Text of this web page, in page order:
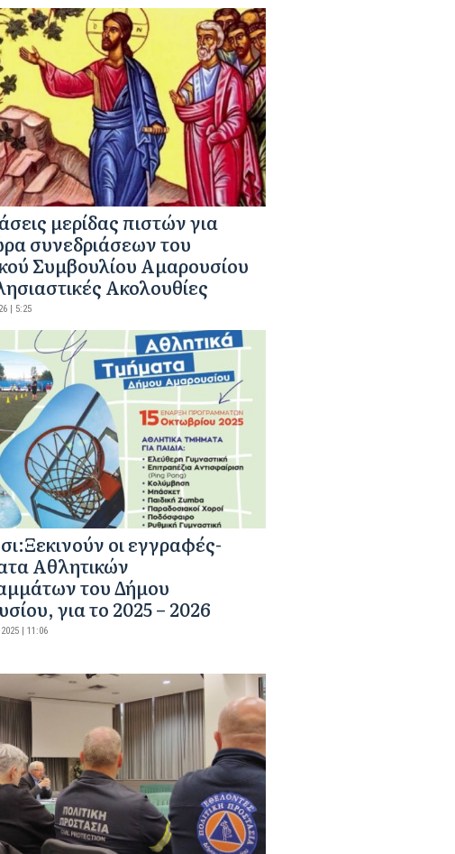
μερίδας πιστών για
συνεδριάσεων του
Συμβουλίου Αμαρουσίου
Ακολουθίες
| 5:25
οι εγγραφές-
Αθλητικών
του Δήμου
για το 2025 – 2026
| 11:06